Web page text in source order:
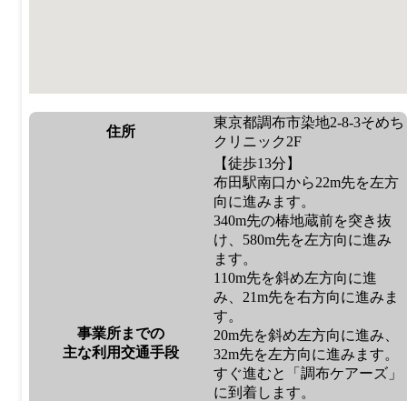
住所
東京都調布市染地2-8-3そめち
クリニック2F
事業所までの
主な利用交通手段
【徒歩13分】
布田駅南口から22m先を左方
向に進みます。
340m先の椿地蔵前を突き抜
け、580m先を左方向に進み
ます。
110m先を斜め左方向に進
み、21m先を右方向に進みま
す。
20m先を斜め左方向に進み、
32m先を左方向に進みます。
すぐ進むと「調布ケアーズ」
に到着します。